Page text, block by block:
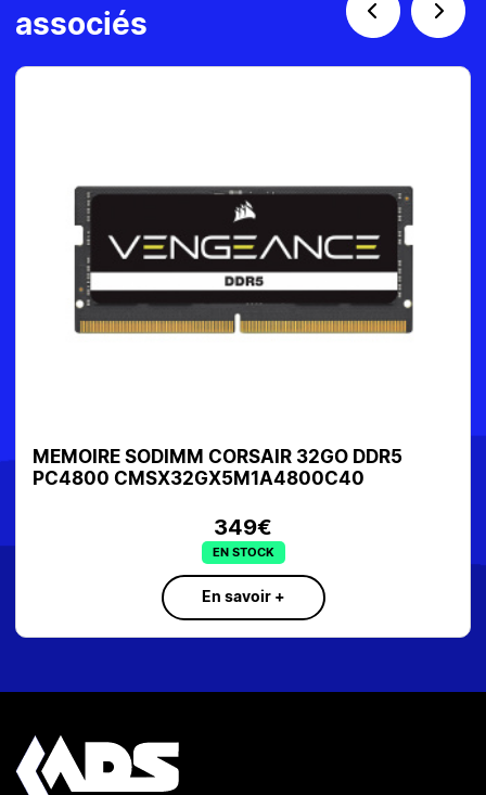
associés
MEMOIRE SODIMM CORSAIR 32GO DDR5
PC4800 CMSX32GX5M1A4800C40
349€
EN STOCK
En savoir +